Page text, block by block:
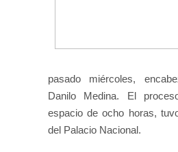
pasado miércoles,
Danilo Medina. El
espacio de ocho horas,
del Palacio Nacional.